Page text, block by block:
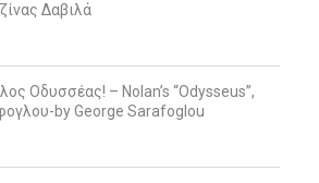
Δαβιλά
Οδυσσέας! – Nolan’s “Odysseus”,
by George Sarafoglou